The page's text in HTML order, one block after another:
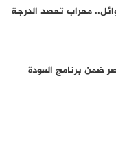
محراب تحصد الدرجة
من مصر ضمن برنامج العودة